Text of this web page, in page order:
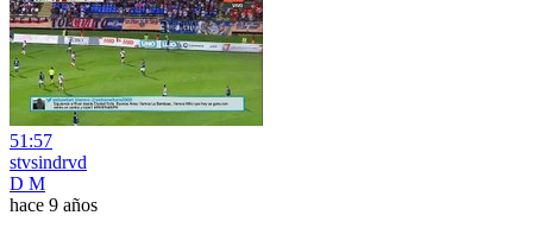
51:57
stvsindrvd
D M
hace 9 años